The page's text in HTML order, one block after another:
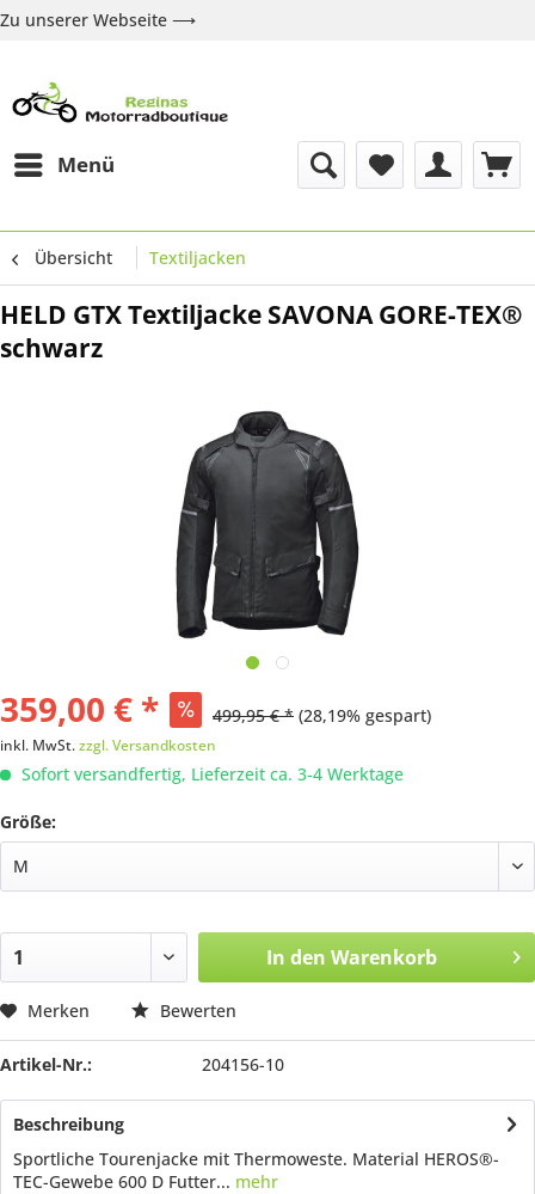
Zu unserer Webseite ⟶
Menü
Übersicht Textiljacken
HELD GTX Textiljacke SAVONA GORE-TEX®
schwarz
359,00 € * 499,95 € * (28,19% gespart)
inkl. MwSt.zzgl. Versandkosten
Sofort versandfertig, Lieferzeit ca. 3-4 Werktage
Größe:
In den Warenkorb
Merken Bewerten
Artikel-Nr.: 204156-10
Beschreibung
Sportliche Tourenjacke mit Thermoweste. Material HEROS®-
TEC-Gewebe 600 D Futter... mehr